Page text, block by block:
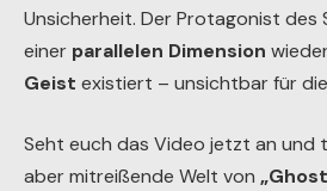
Unsicherheit. Der Protagonist des
einer parallelen Dimension
Geist existiert – unsichtbar für
Seht euch das Video jetzt an und
aber mitreißende Welt von